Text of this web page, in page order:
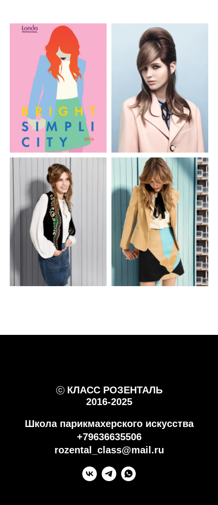
ⓒ КЛАСС РОЗЕНТАЛЬ
2016-2025
Школа парикмахерского искусства
+79636635506
rozental_class@mail.ru